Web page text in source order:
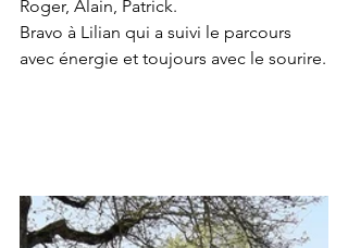
Roger, Alain, Patrick.
Bravo à Lilian qui a suivi le parcours
avec énergie et toujours avec le sourire.